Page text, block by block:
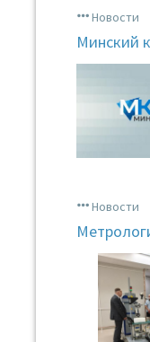
Новости
Минский
Новости